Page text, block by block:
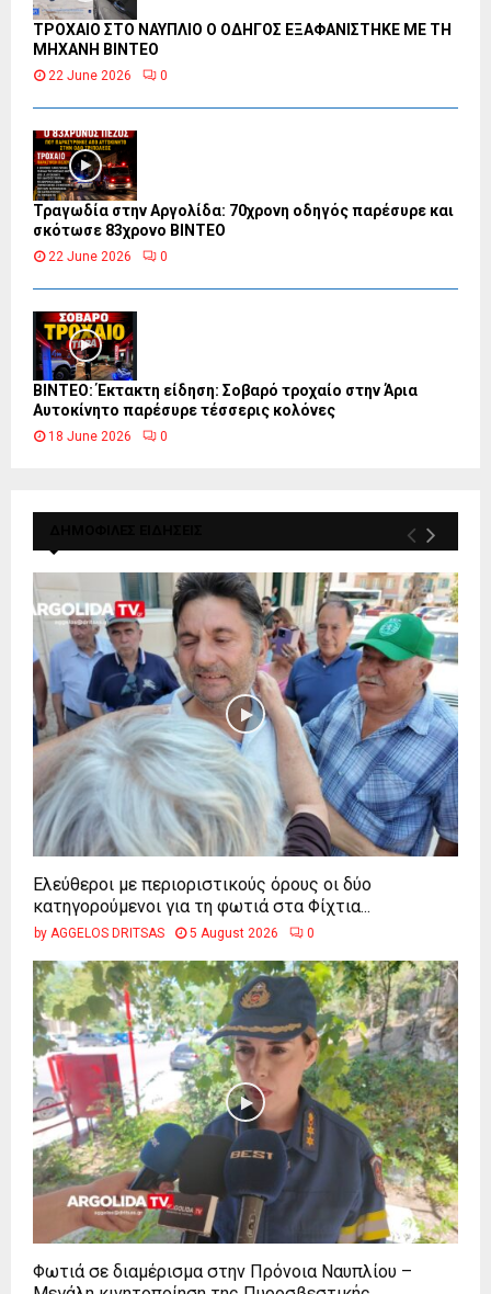
ΤΡΟΧΑΙΟ ΣΤΟ ΝΑΥΠΛΙΟ Ο ΟΔΗΓΟΣ ΕΞΑΦΑΝΙΣΤΗΚΕ ΜΕ ΤΗ
ΜΗΧΑΝΗ ΒΙΝΤΕΟ
22 June 2026 0
Τραγωδία στην Αργολίδα: 70χρονη οδηγός παρέσυρε και
σκότωσε 83χρονο ΒΙΝΤΕΟ
22 June 2026 0
ΒΙΝΤΕΟ: Έκτακτη είδηση: Σοβαρό τροχαίο στην Άρια
Αυτοκίνητο παρέσυρε τέσσερις κολόνες
18 June 2026 0
Ελεύθεροι με περιοριστικούς όρους οι δύο
κατηγορούμενοι για τη φωτιά στα Φίχτια...
by AGGELOS DRITSAS 5 August 2026 0
Φωτιά σε διαμέρισμα στην Πρόνοια Ναυπλίου –